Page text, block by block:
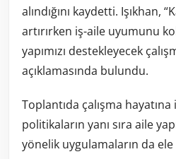
alındığını kaydetti. Işıkhan,
artırırken iş-aile uyumunu
yapımızı destekleyecek
açıklamasında bulundu.
Toplantıda çalışma
politikaların yanı sıra aile
yönelik uygulamaların da ele